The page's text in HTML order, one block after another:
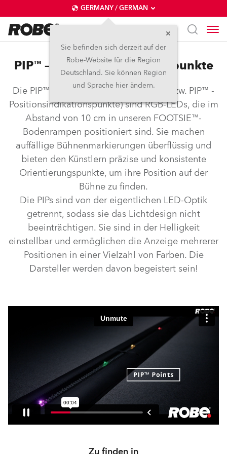
GERMANY / GERMAN
Sie befinden sich derzeit auf der
Robe-Website für die Region
Deutschland. Sie können Region
und Sprache hier ändern.
PIP™ – Positionsindikationspunkte
Die PIP™ (Performer Indication Points bzw. PIP™ -
Positionsindikationspunkte) sind RGB-LEDs, die im
Abstand von 10 cm in unseren FOOTSIE™-
Bodenrampen positioniert sind. Sie machen
auffällige Bühnenmarkierungen überflüssig und
bieten den Künstlern präzise und konsistente
Orientierungspunkte, um ihre Position auf der
Bühne zu finden.
Die PIPs sind von der eigentlichen LED-Optik
getrennt, sodass sie das Lichtdesign nicht
beeinträchtigen. Sie sind in der Helligkeit
einstellbar und ermöglichen die Anzeige mehrerer
Positionen in einer Vielzahl von Farben. Die
Darsteller werden davon begeistert sein!